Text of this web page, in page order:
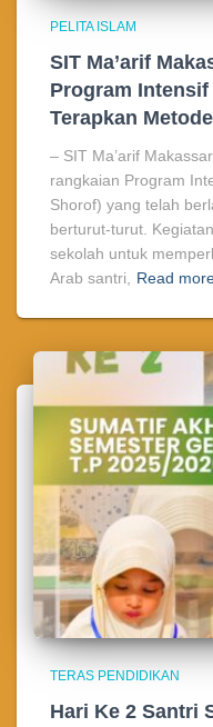
PELITA ISLAM
SIT Ma’arif
Program
Terapkan
– SIT Ma’arif
rangkaian Program
Shorof) yang telah
berturut-turut.
sekolah untuk
Arab santri,
Read
TERAS PENDIDIKAN
Hari Ke 2 Santri